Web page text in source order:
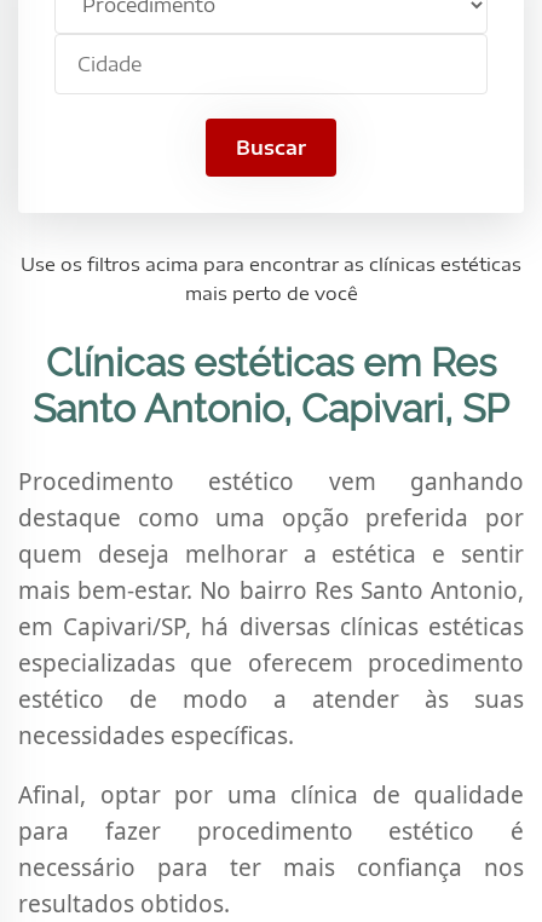
Antonio,
Buscar
Use os filtros acima para encontrar as clínicas estéticas
mais perto de você
Clínicas estéticas em Res
Santo Antonio, Capivari, SP
Procedimento estético vem ganhando
destaque como uma opção preferida por
quem deseja melhorar a estética e sentir
mais bem-estar. No bairro Res Santo Antonio,
em Capivari/SP, há diversas clínicas estéticas
especializadas que oferecem procedimento
estético de modo a atender às suas
necessidades específicas.
Afinal, optar por uma clínica de qualidade
para fazer procedimento estético é
necessário para ter mais confiança nos
resultados obtidos.